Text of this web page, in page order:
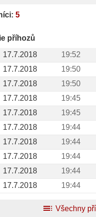
5
příhozů
17.7.2018
19:52
17.7.2018 19:50
17.7.2018 19:50
17.7.2018 19:45
17.7.2018 19:45
17.7.2018 19:44
17.7.2018 19:44
17.7.2018
19:44
17.7.2018 19:44
17.7.2018
19:44
toc Všechny